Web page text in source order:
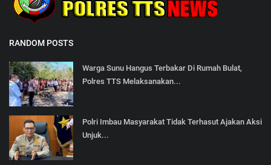
RANDOM POSTS
Warga Sunu Hangus Terbakar Di Rumah Bulat,
Polres TTS Melaksanakan...
Polri Imbau Masyarakat Tidak Terhasut Ajakan Aksi
Unjuk...